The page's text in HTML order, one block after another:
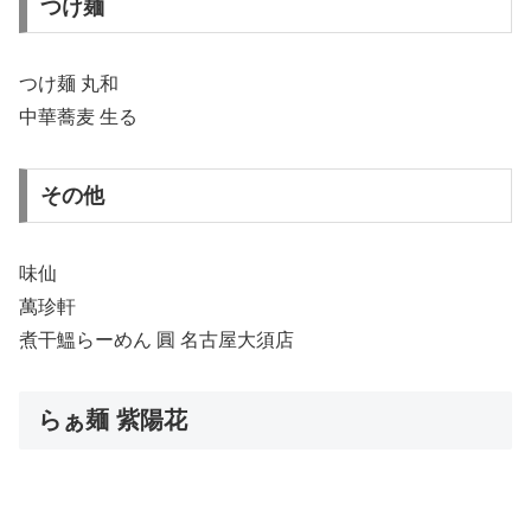
つけ麺
つけ麺 丸和
中華蕎麦 生る
その他
味仙
萬珍軒
煮干鰮らーめん 圓 名古屋大須店
らぁ麺 紫陽花